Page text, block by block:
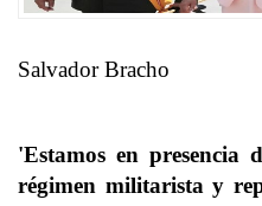
Salvador Bracho
'Estamos en presencia
régimen militarista y